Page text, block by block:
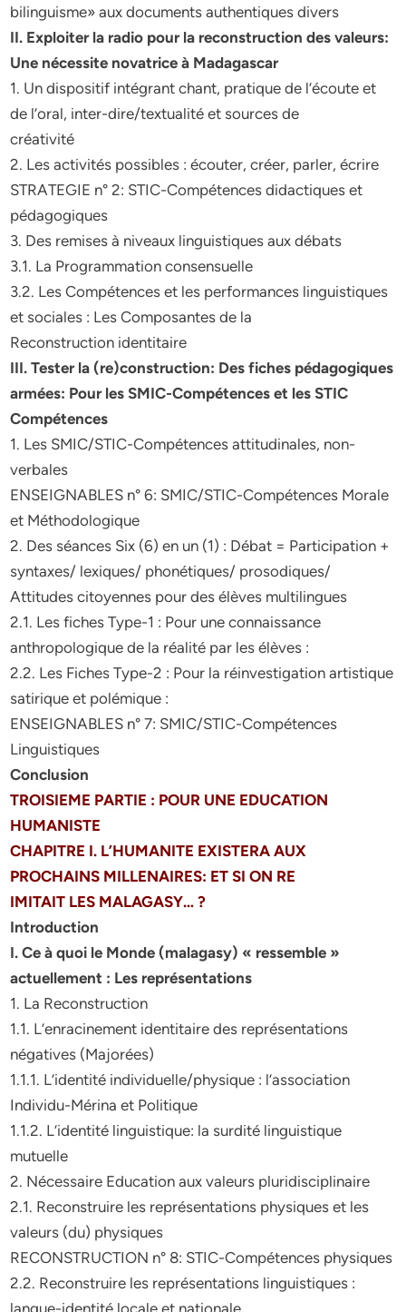
bilinguisme» aux documents authentiques divers
II. Exploiter la radio pour la reconstruction des valeurs:
Une nécessite novatrice à Madagascar
1. Un dispositif intégrant chant, pratique de l’écoute et
de l’oral, inter-dire/textualité et sources de
créativité
2. Les activités possibles : écouter, créer, parler, écrire
STRATEGIE n° 2: STIC-Compétences didactiques et
pédagogiques
3. Des remises à niveaux linguistiques aux débats
3.1. La Programmation consensuelle
3.2. Les Compétences et les performances linguistiques
et sociales : Les Composantes de la
Reconstruction identitaire
III. Tester la (re)construction: Des fiches pédagogiques
armées: Pour les SMIC-Compétences et les STIC
Compétences
1. Les SMIC/STIC-Compétences attitudinales, non-
verbales
ENSEIGNABLES n° 6: SMIC/STIC-Compétences Morale
et Méthodologique
2. Des séances Six (6) en un (1) : Débat = Participation +
syntaxes/ lexiques/ phonétiques/ prosodiques/
Attitudes citoyennes pour des élèves multilingues
2.1. Les fiches Type-1 : Pour une connaissance
anthropologique de la réalité par les élèves :
2.2. Les Fiches Type-2 : Pour la réinvestigation artistique
satirique et polémique :
ENSEIGNABLES n° 7: SMIC/STIC-Compétences
Linguistiques
Conclusion
TROISIEME PARTIE : POUR UNE EDUCATION
HUMANISTE
CHAPITRE I. L’HUMANITE EXISTERA AUX
PROCHAINS MILLENAIRES: ET SI ON RE
IMITAIT LES MALAGASY… ?
Introduction
I. Ce à quoi le Monde (malagasy) « ressemble »
actuellement : Les représentations
1. La Reconstruction
1.1. L’enracinement identitaire des représentations
négatives (Majorées)
1.1.1. L’identité individuelle/physique : l’association
Individu-Mérina et Politique
1.1.2. L’identité linguistique: la surdité linguistique
mutuelle
2. Nécessaire Education aux valeurs pluridisciplinaire
2.1. Reconstruire les représentations physiques et les
valeurs (du) physiques
RECONSTRUCTION n° 8: STIC-Compétences physiques
2.2. Reconstruire les représentations linguistiques :
langue-identité locale et nationale.